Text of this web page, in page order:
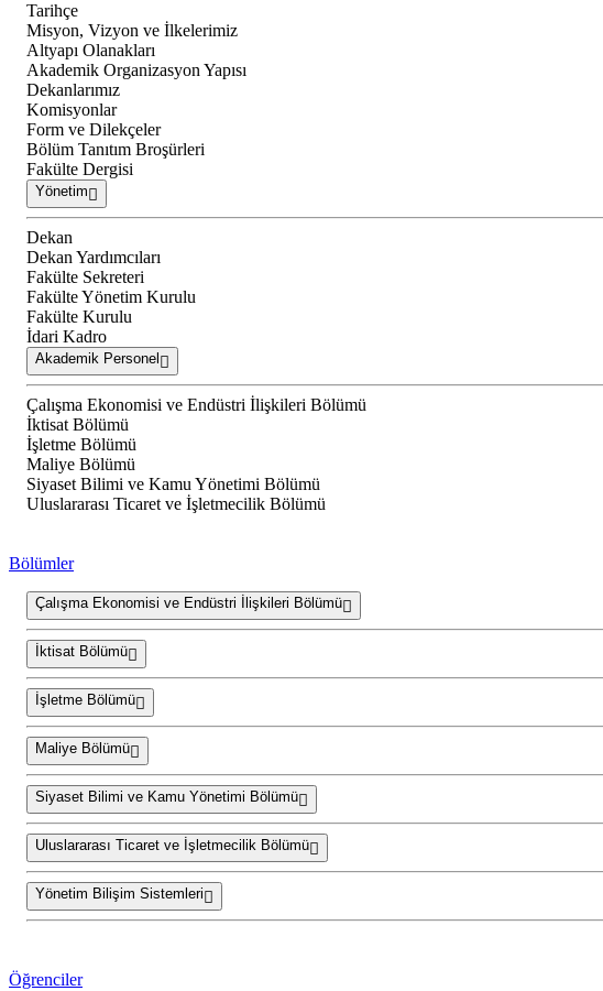
Tarihçe
Misyon, Vizyon ve İlkelerimiz
Altyapı Olanakları
Akademik Organizasyon Yapısı
Dekanlarımız
Komisyonlar
Form ve Dilekçeler
Bölüm Tanıtım Broşürleri
Fakülte Dergisi
Yönetim
Dekan
Dekan Yardımcıları
Fakülte Sekreteri
Fakülte Yönetim Kurulu
Fakülte Kurulu
İdari Kadro
Akademik Personel
Çalışma Ekonomisi ve Endüstri İlişkileri Bölümü
İktisat Bölümü
İşletme Bölümü
Maliye Bölümü
Siyaset Bilimi ve Kamu Yönetimi Bölümü
Uluslararası Ticaret ve İşletmecilik Bölümü
Bölümler
Çalışma Ekonomisi ve Endüstri İlişkileri Bölümü
İktisat Bölümü
İşletme Bölümü
Maliye Bölümü
Siyaset Bilimi ve Kamu Yönetimi Bölümü
Uluslararası Ticaret ve İşletmecilik Bölümü
Yönetim Bilişim Sistemleri
Öğrenciler